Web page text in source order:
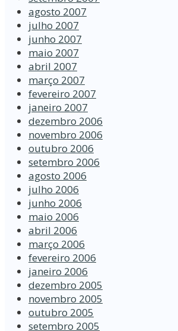
agosto 2007
julho 2007
junho 2007
maio 2007
abril 2007
março 2007
fevereiro 2007
janeiro 2007
dezembro 2006
novembro 2006
outubro 2006
setembro 2006
agosto 2006
julho 2006
junho 2006
maio 2006
abril 2006
março 2006
fevereiro 2006
janeiro 2006
dezembro 2005
novembro 2005
outubro 2005
setembro 2005